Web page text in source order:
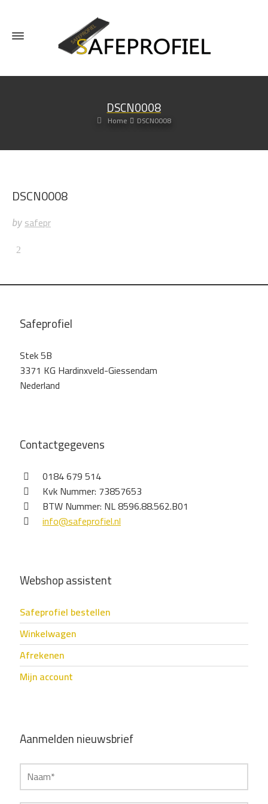
DSCN0008
Home DSCN0008
DSCN0008
by safepr
Safeprofiel
Stek 5B
3371 KG Hardinxveld-Giessendam
Nederland
Contactgegevens
0184 679 514
Kvk Nummer: 73857653
BTW Nummer: NL 8596.88.562.B01
info@safeprofiel.nl
Webshop assistent
Safeprofiel bestellen
Winkelwagen
Afrekenen
Mijn account
Aanmelden nieuwsbrief